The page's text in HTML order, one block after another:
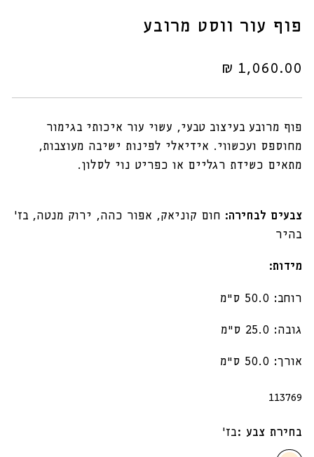
פוף עור ווסט מרובע
מחיר
1,060.00 ₪
פוף מרובע בעיצוב טבעי, עשוי עור איכותי בגימור
מחוספס ועכשווי. אידיאלי לפינות ישיבה מעוצבות,
מתאים כשידת רגליים או כפריט נוי לסלון.
צבעים לבחירה: חום קוניאק, אפור כהה, ירוק מנטה, בז'
בהיר
מידות:
רוחב: 50.0 ס״מ
גובה: 25.0 ס״מ
אורך: 50.0 ס״מ
מק"ט:
113769
בחירת צבע : בז'